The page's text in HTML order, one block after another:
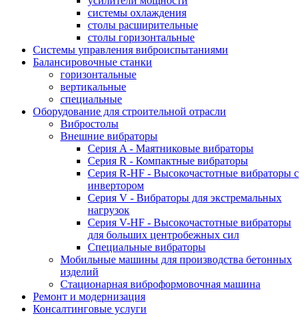
системы охлаждения
столы расширительные
столы горизонтальные
Системы управления виброиспытаниями
Балансировочные станки
горизонтальные
вертикальные
специальные
Оборудование для строительной отрасли
Вибростолы
Внешние вибраторы
Серия A - Маятниковые вибраторы
Серия R - Компактные вибраторы
Серия R-HF - Высокочастотные вибраторы с
инвертором
Серия V - Вибраторы для экстремальных
нагрузок
Серия V-HF - Высокочастотные вибраторы
для больших центробежных сил
Специальные вибраторы
Мобильные машины для производства бетонных
изделий
Стационарная виброформовочная машина
Ремонт и модернизация
Консалтинговые услуги